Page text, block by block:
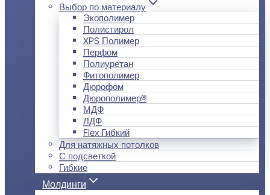
Выбор по материалу
Экополимер
Полистирол
XPS Полимер
Перфом
Полиуретан
Фитополимер
Дюрофом
Дюрополимер®
МДФ
ЛДФ
Flex Гибкий
Для натяжных потолков
С подсветкой
Гибкие
Молдинги